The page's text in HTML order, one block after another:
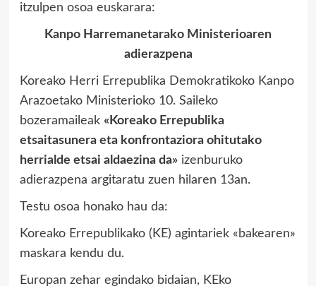
itzulpen osoa euskarara:
Kanpo Harremanetarako Ministerioaren
adierazpena
Koreako Herri Errepublika Demokratikoko Kanpo
Arazoetako Ministerioko 10. Saileko
bozeramaileak «Koreako Errepublika
etsaitasunera eta konfrontaziora ohitutako
herrialde etsai aldaezina da»izenburuko
adierazpena argitaratu zuen hilaren 13an.
Testu osoa honako hau da:
Koreako Errepublikako (KE) agintariek «bakearen»
maskara kendu du.
Europan zehar egindako bidaian, KEko